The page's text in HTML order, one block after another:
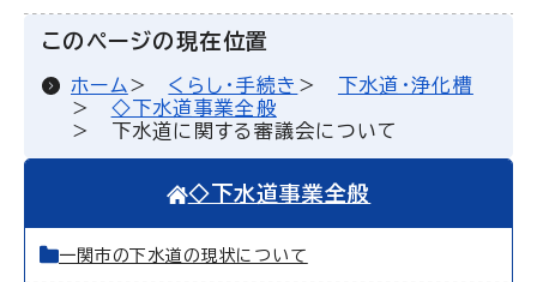
このページの現在位置
ホーム くらし・手続き
下水道・浄化槽
◇下水道事業全般
下水道に関する審議会について
◇下水道事業全般
一関市の下水道の現状について